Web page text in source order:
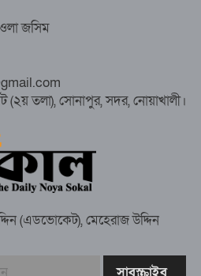
ইসলামী মহাসমাবেশের প্রস্তুতি
নেবেন লক্ষাধিক মানুষ
ইসলামী ছাত্রশিবিরের ‘অদম্য
মায়ের অভিযোগে সাবেক ভাইস
গ্রেপ্তার
মিলাদ ও দোয়া
জসিম
(২য় তলা), সোনাপুর, সদর, নোয়াখালী।
(এডভোকেট), মেহেরাজ উদ্দিন